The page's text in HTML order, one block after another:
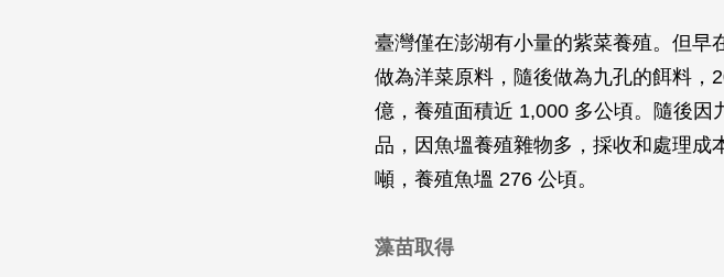
臺灣僅在澎湖有小量的紫菜養殖。但早
做為洋菜原料，隨後做為九孔的餌料，
億，養殖面積近 1,000 多公頃。隨後
品，因魚塭養殖雜物多，採收和處理成
噸，養殖魚塭 276 公頃。
藻苗取得